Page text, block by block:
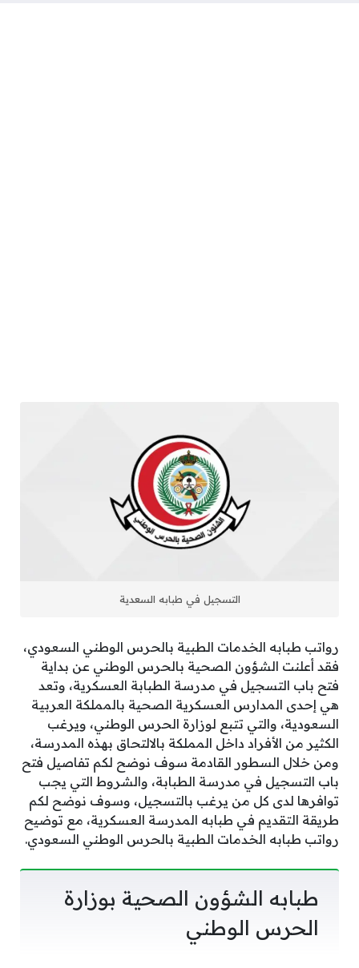
التسجيل في طبابه السعدية
رواتب طبابه الخدمات الطبية بالحرس الوطني السعودي،
فقد أعلنت الشؤون الصحية بالحرس الوطني عن بداية
فتح باب التسجيل في مدرسة الطبابة العسكرية، وتعد
هي إحدى المدارس العسكرية الصحية بالمملكة العربية
السعودية، والتي تتبع لوزارة الحرس الوطني، ويرغب
الكثير من الأفراد داخل المملكة بالالتحاق بهذه المدرسة،
ومن خلال السطور القادمة سوف نوضح لكم تفاصيل فتح
باب التسجيل في مدرسة الطبابة، والشروط التي يجب
توافرها لدى كل من يرغب بالتسجيل، وسوف نوضح لكم
طريقة التقديم في طبابه المدرسة العسكرية، مع توضيح
رواتب طبابه الخدمات الطبية بالحرس الوطني السعودي.
طبابه الشؤون الصحية بوزارة
الحرس الوطني